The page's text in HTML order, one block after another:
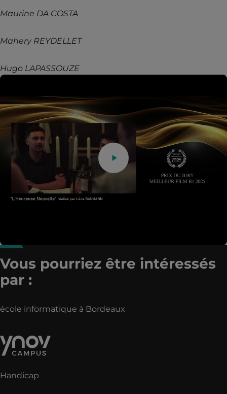
Maurine DA COSTA
Mahery REYDELLET
Hugo LAPASSOUZE
Vous pourriez être intéressés
par :
école informatique à Bordeaux
Handicap